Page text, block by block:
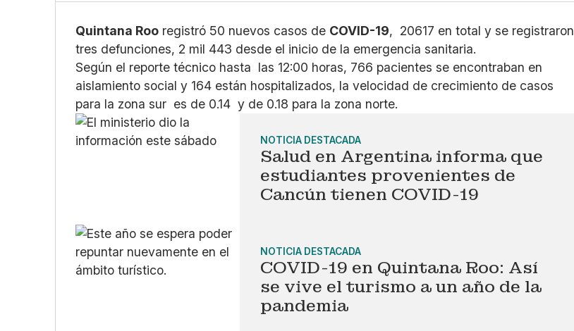
Quintana Roo registró 50 nuevos casos de COVID-19, 20617 en total y se registraron
tres defunciones, 2 mil 443 desde el inicio de la emergencia sanitaria.
Según el reporte técnico hasta las 12:00 horas, 766 pacientes se encontraban en
aislamiento social y 164 están hospitalizados, la velocidad de crecimiento de casos
para la zona sur es de 0.14 y de 0.18 para la zona norte.
NOTICIA DESTACADA
Salud en Argentina informa que
estudiantes provenientes de
Cancún tienen COVID-19
NOTICIA DESTACADA
COVID-19 en Quintana Roo: Así
se vive el turismo a un año de la
pandemia